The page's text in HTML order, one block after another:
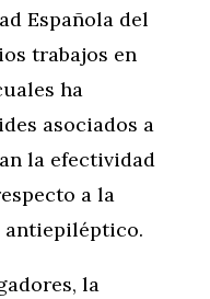
Española del
trabajos en
ha
asociados a
la efectividad
a la
la